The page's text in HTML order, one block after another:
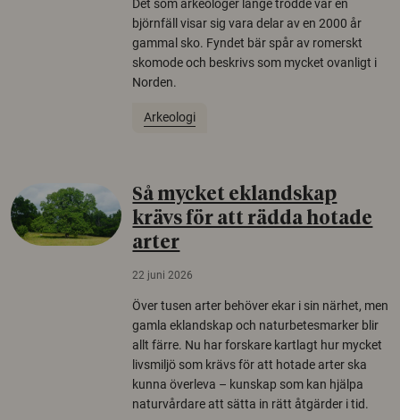
Det som arkeologer länge trodde var en
björnfäll visar sig vara delar av en 2000 år
gammal sko. Fyndet bär spår av romerskt
skomode och beskrivs som mycket ovanligt i
Norden.
Arkeologi
Så mycket eklandskap
krävs för att rädda hotade
arter
22 juni 2026
Över tusen arter behöver ekar i sin närhet, men
gamla eklandskap och naturbetesmarker blir
allt färre. Nu har forskare kartlagt hur mycket
livsmiljö som krävs för att hotade arter ska
kunna överleva – kunskap som kan hjälpa
naturvårdare att sätta in rätt åtgärder i tid.